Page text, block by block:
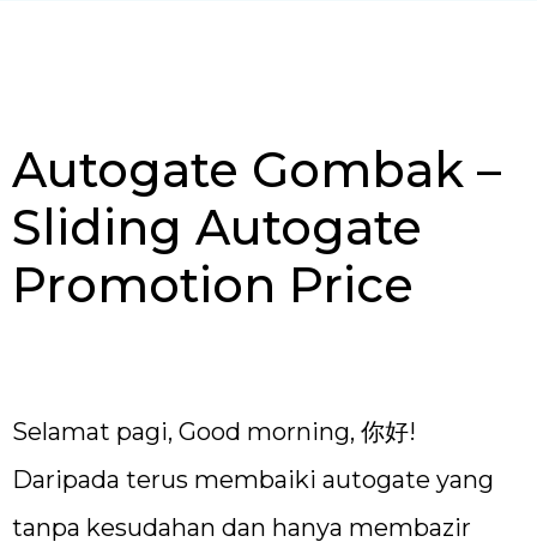
Autogate Gombak –
Sliding Autogate
Promotion Price
Selamat pagi, Good morning, 你好!
Daripada terus membaiki autogate yang
tanpa kesudahan dan hanya membazir